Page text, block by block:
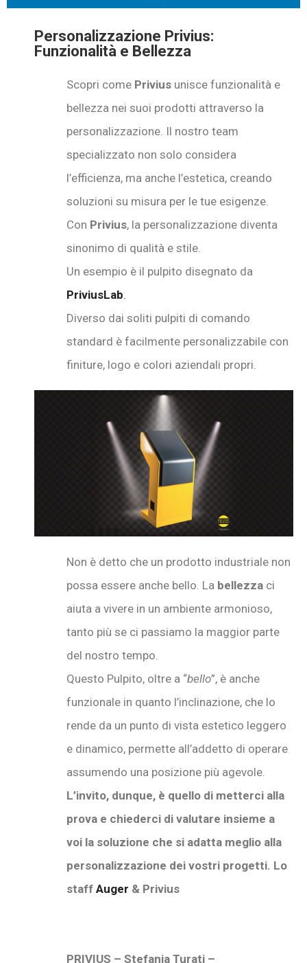
Personalizzazione Privius:
Funzionalità e Bellezza
Scopri come Privius unisce funzionalità e
bellezza nei suoi prodotti attraverso la
personalizzazione. Il nostro team
specializzato non solo considera
l’efficienza, ma anche l’estetica, creando
soluzioni su misura per le tue esigenze.
Con Privius, la personalizzazione diventa
sinonimo di qualità e stile.
Un esempio è il pulpito disegnato da
PriviusLab.
Diverso dai soliti pulpiti di comando
standard è facilmente personalizzabile con
finiture, logo e colori aziendali propri.
Non è detto che un prodotto industriale non
possa essere anche bello. La bellezza ci
aiuta a vivere in un ambiente armonioso,
tanto più se ci passiamo la maggior parte
del nostro tempo.
Questo Pulpito, oltre a “bello”, è anche
funzionale in quanto l’inclinazione, che lo
rende da un punto di vista estetico leggero
e dinamico, permette all’addetto di operare
assumendo una posizione più agevole.
L’invito, dunque, è quello di metterci alla
prova e chiederci di valutare insieme a
voi la soluzione che si adatta meglio alla
personalizzazione dei vostri progetti. Lo
staffAuger & Privius
PRIVIUS – Stefania Turati –